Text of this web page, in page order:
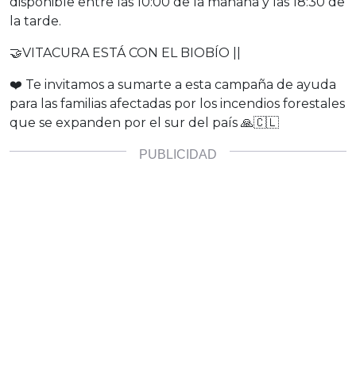
la tarde.
🤝VITACURA ESTÁ CON EL BIOBÍO ||
❤️ Te invitamos a sumarte a esta campaña de ayuda
para las familias afectadas por los incendios forestales
que se expanden por el sur del país 🙏🇨🇱